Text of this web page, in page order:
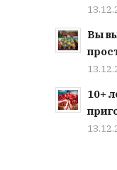
Вы
10+